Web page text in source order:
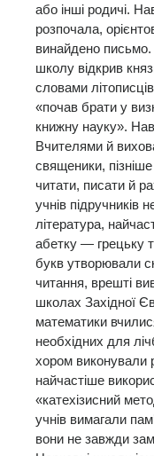
або інші родичі.
розпочала,
винайдено
школу відкрив
словами
«почав брати у
книжну науку».
Вчителями й
священики,
читати, писати й
учнів підручників
література,
абетку — грецьку
букв утворювали
читання, врешті
школах Західної
математики
необхідних для
хором виконували
найчастіше
«катехізисний
учнів вимагали
вони не завжди